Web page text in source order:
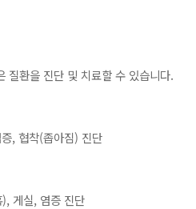
질환을 진단 및 치료할 수 있습니다.
, 협착(좁아짐) 진단
게실, 염증 진단